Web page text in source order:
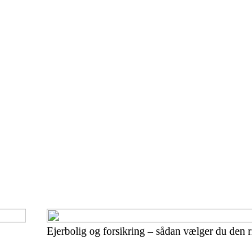
Ejerbolig og forsikring – sådan vælger du den